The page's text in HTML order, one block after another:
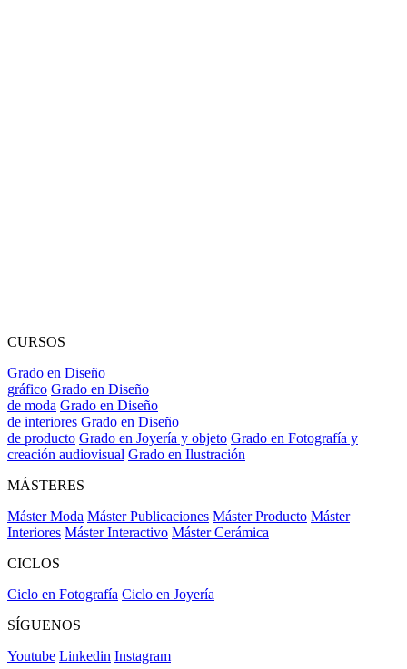
CURSOS
Grado en Diseño
gráfico Grado en Diseño
de moda Grado en Diseño
de interiores Grado en Diseño
de producto Grado en Joyería y objeto Grado en Fotografía y
creación audiovisual Grado en Ilustración
MÁSTERES
Máster Moda Máster Publicaciones Máster Producto Máster
Interiores Máster Interactivo Máster Cerámica
CICLOS
Ciclo en Fotografía Ciclo en Joyería
SÍGUENOS
Youtube Linkedin Instagram